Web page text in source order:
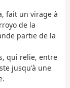
fait un virage à
de la
partie de la
qui relie, entre
jusqu'à une